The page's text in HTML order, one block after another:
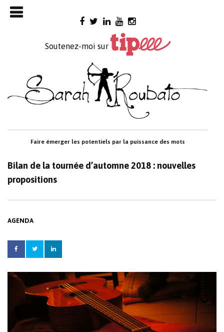
Skip
to
Soutenez-moi sur
Faire émerger les potentiels par la puissance des mots

Bilan de la tournée d’automne 2018 : nouvelles
propositions
AGENDA